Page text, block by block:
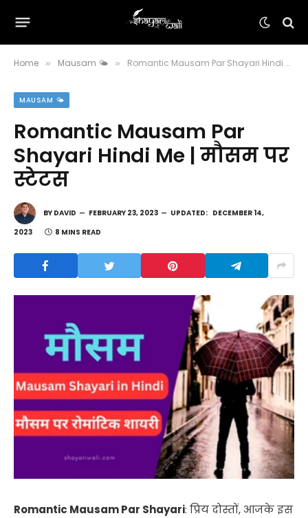
Home » Mausam 🌤️ » Romantic Mausam Par Shayari Hindi Me | मौसम पर स्टेटस
MAUSAM 🌤️
Romantic Mausam Par
Shayari Hindi Me | मौसम पर
स्टेटस
BY DAVID FEBRUARY 23, 2023 UPDATED: DECEMBER 14,
2023
8 MINS READ
Romantic Mausam Par Shayari: प्रिय दोस्तों, आजके इस